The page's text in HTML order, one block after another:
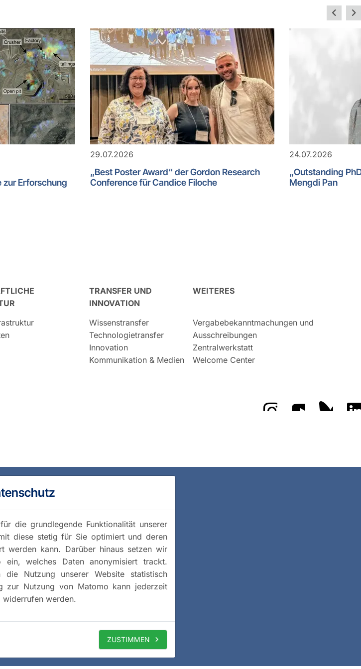
Erforschung
29.07.2026
„Best Poster Award“ der Gordon Research
Conference für Candice Filoche
24.07.2026
„Outstanding
Mengdi Pan
TRANSFER UND
INNOVATION
Wissenstransfer
Technologietransfer
Innovation
Kommunikation & Medien
WEITERES
Vergabebekanntmachungen und
Ausschreibungen
Zentralwerkstatt
Welcome Center
Das GFZ aufDas GFZ auf
Das
die grundlegende Funktionalität unserer
diese stetig für Sie optimiert und deren
werden kann. Darüber hinaus setzen wir
ein, welches Daten anonymisiert trackt.
Nutzung unserer Website statistisch
zur Nutzung von Matomo kann jederzeit
widerrufen werden.
ZUSTIMMEN